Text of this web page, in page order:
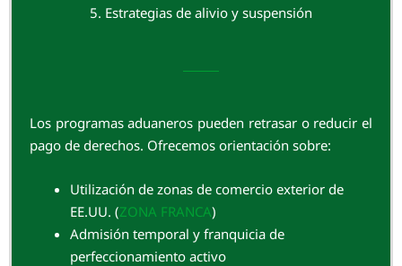
5. Estrategias de alivio y suspensión
Los programas aduaneros pueden retrasar o reducir el
pago de derechos. Ofrecemos orientación sobre:
Utilización de zonas de comercio exterior de
EE.UU. (ZONA FRANCA)
Admisión temporal y franquicia de
perfeccionamiento activo